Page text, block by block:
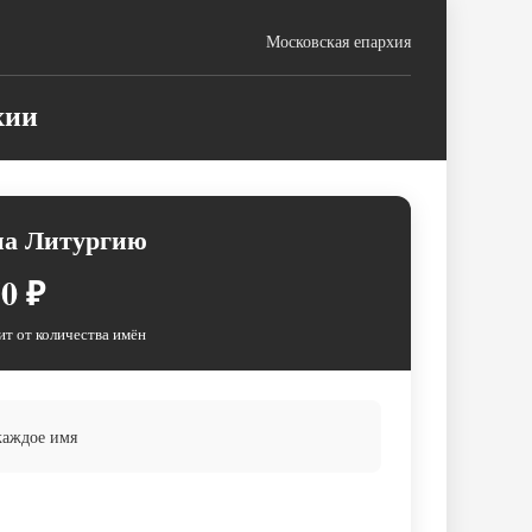
Московская епархия
Литургию
₽
от количества имён
имя